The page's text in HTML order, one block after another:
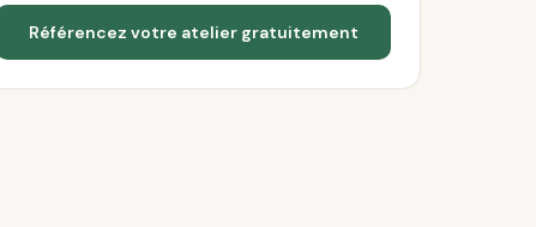
Référencez votre atelier gratuitement